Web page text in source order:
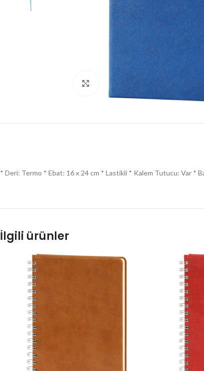
Click to enlarge
* Deri: Termo * Ebat: 16 x 24 cm * Lastikli * Kalem Tutucu: Var *
İlgili ürünler